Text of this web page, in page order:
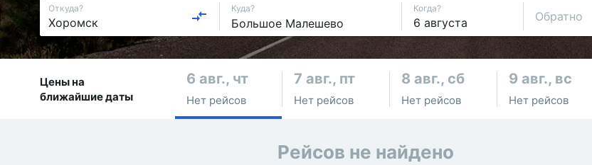
Откуда? Куда? Когда?
Обратно
Цены на
ближайшие даты
6 авг., чт
Нет рейсов
7 авг., пт
Нет рейсов
8 авг., сб
Нет рейсов
9 авг., вс
Нет рейсов
Рейсов не найдено